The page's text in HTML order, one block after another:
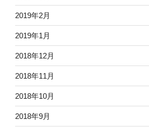
2019年2月
2019年1月
2018年12月
2018年11月
2018年10月
2018年9月